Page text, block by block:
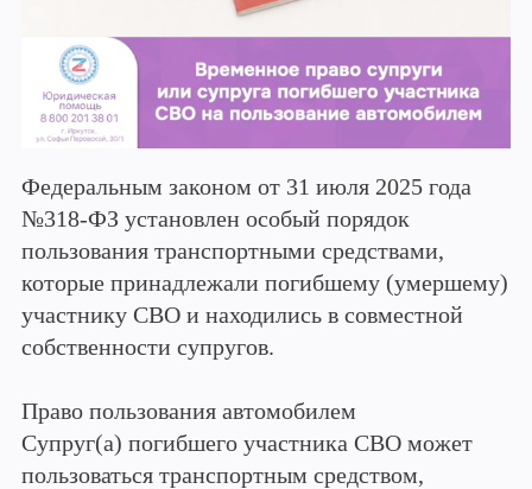
Федеральным законом от 31 июля 2025 года
№318-ФЗ установлен особый порядок
пользования транспортными средствами,
которые принадлежали погибшему (умершему)
участнику СВО и находились в совместной
собственности супругов.
Право пользования автомобилем
Супруг(а) погибшего участника СВО может
пользоваться транспортным средством,